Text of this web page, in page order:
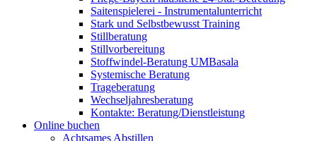
Saitenspielerei - Instrumentalunterricht
Stark und Selbstbewusst Training
Stillberatung
Stillvorbereitung
Stoffwindel-Beratung UMBasala
Systemische Beratung
Trageberatung
Wechseljahresberatung
Kontakte: Beratung/Dienstleistung
Online buchen
Achtsames Abstillen